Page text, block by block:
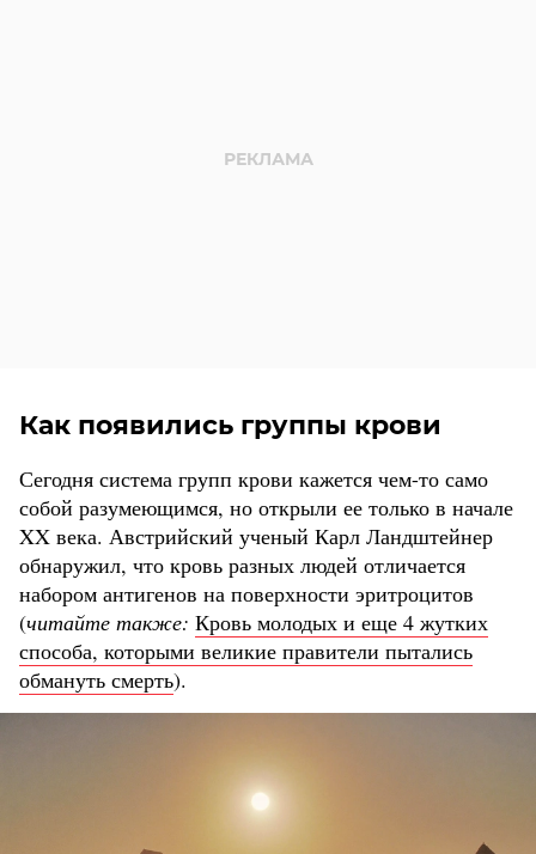
Как появились группы крови
Сегодня система групп крови кажется чем-то само
собой разумеющимся, но открыли ее только в начале
XX века. Австрийский ученый Карл Ландштейнер
обнаружил, что кровь разных людей отличается
набором антигенов на поверхности эритроцитов
(читайте также: Кровь молодых и еще 4 жутких
способа, которыми великие правители пытались
обмануть смерть).